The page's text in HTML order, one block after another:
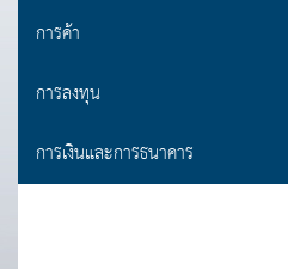
การค้า
การลงทุน
การเงินและการธนาคาร